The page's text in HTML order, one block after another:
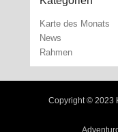
Karte des Monats
News
Rahmen
Copyright © 2023